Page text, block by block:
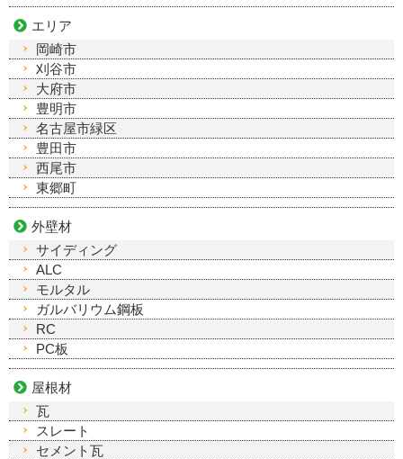
エリア
岡崎市
刈谷市
大府市
豊明市
名古屋市緑区
豊田市
西尾市
東郷町
外壁材
サイディング
ALC
モルタル
ガルバリウム鋼板
RC
PC板
屋根材
瓦
スレート
セメント瓦